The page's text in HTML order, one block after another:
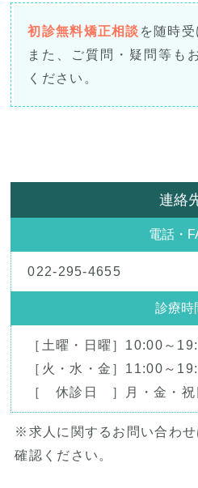
初診無料矯正相談 を随時受
また、ご質問・疑問等も
ください。
連絡
電話・
022-295-4655
診療時
［土曜・日曜］10:00～
［火・水・金］11:00～
［ 休診日 ］月・金・祝
※求人に関するお問い合わせ
確認ください。